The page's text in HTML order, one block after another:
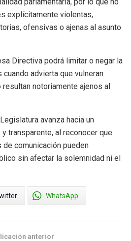
explícitamente violentas,
ofensivas o ajenas al asunto
Directiva podrá limitar o negar la
advierta que vulneran
notoriamente ajenos al
avanza hacia un
transparente, al reconocer que
de comunicación pueden
sin afectar la solemnidad ni el
WhatsApp
anterior